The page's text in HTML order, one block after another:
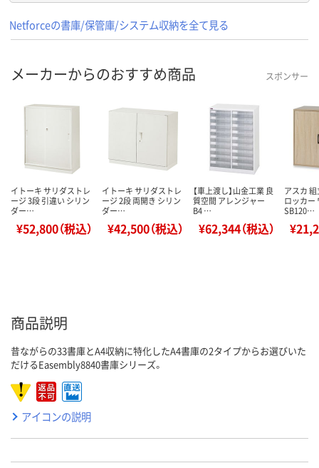
Netforceの書庫/保管庫/システム収納を全て見る
メーカーからのおすすめ商品 スポンサー
イトーキ サリダストレ
ージ 3段 引違い シリン
ダー…
¥52,800（税込）
イトーキ サリダストレ
ージ 2段 両開き シリン
ダー…
¥42,500（税込）
【車上渡し】山金工業 良
質空間 アレンジャー
B4 …
¥62,344（税込）
アスカ
ロッカー
SB120…
商品説明
昔ながらの33書庫とA4収納に特化したA4書庫の2タイプからお選びいた
だけるEasembly8840書庫シリーズ。
アイコンの説明